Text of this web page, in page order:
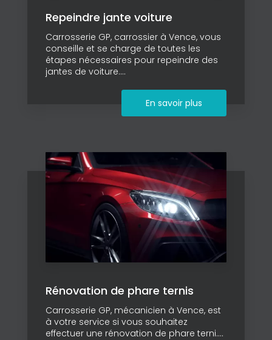
Repeindre jante voiture
Carrosserie GP, carrossier à Vence, vous
conseille et se charge de toutes les
étapes nécessaires pour repeindre des
jantes de voiture....
En savoir plus
Rénovation de phare ternis
Carrosserie GP, mécanicien à Vence, est
à votre service si vous souhaitez
effectuer une rénovation de phare terni....